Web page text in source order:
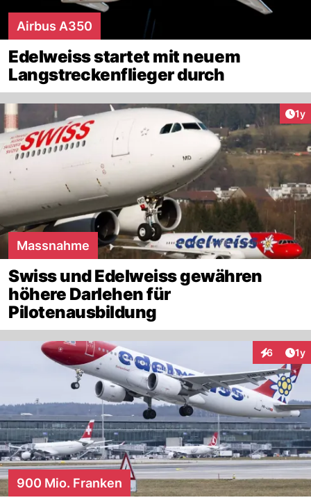
Airbus A350
Edelweiss startet mit neuem
Langstreckenflieger durch
1y
Massnahme
Swiss und Edelweiss gewähren
höhere Darlehen für
Pilotenausbildung
6 1y
900 Mio. Franken